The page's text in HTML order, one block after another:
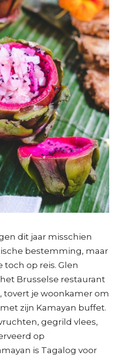
dit jaar misschien
bestemming, maar
toch op reis. Glen
Brusselse restaurant
tovert je woonkamer om
zijn Kamayan buffet.
gegrild vlees,
op
is Tagalog voor